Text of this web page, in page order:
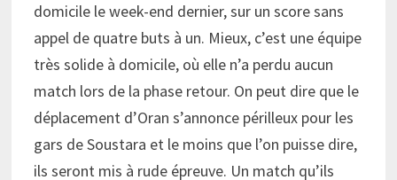
domicile le week-end dernier, sur un score sans
appel de quatre buts à un. Mieux, c’est une équipe
très solide à domicile, où elle n’a perdu aucun
match lors de la phase retour. On peut dire que le
déplacement d’Oran s’annonce périlleux pour les
gars de Soustara et le moins que l’on puisse dire,
ils seront mis à rude épreuve. Un match qu’ils